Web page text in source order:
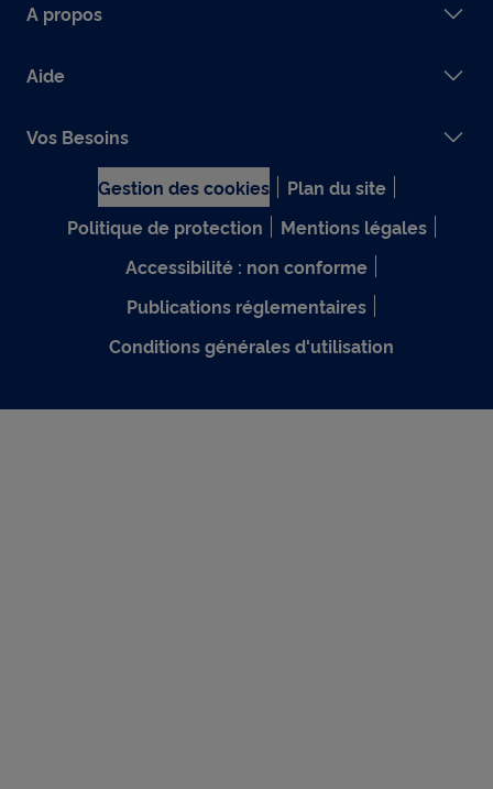
A propos
Aide
Vos Besoins
Gestion des cookies
Plan du site
Politique de protection
Mentions légales
Accessibilité : non conforme
Publications réglementaires
Conditions générales d'utilisation